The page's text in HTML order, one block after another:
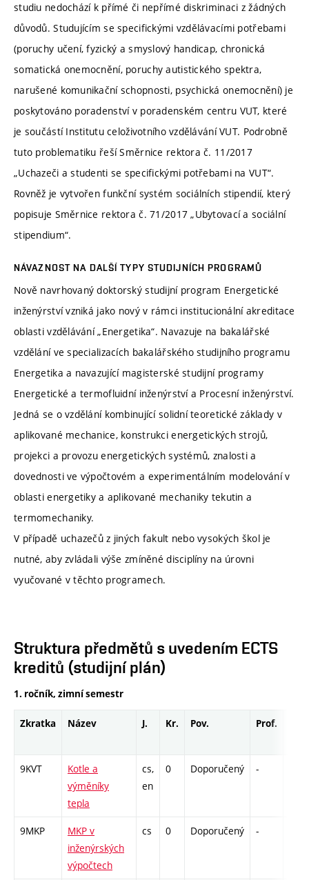
studiu nedochází k přímé či nepřímé diskriminaci z žádných
důvodů. Studujícím se specifickými vzdělávacími potřebami
(poruchy učení, fyzický a smyslový handicap, chronická
somatická onemocnění, poruchy autistického spektra,
narušené komunikační schopnosti, psychická onemocnění) je
poskytováno poradenství v poradenském centru VUT, které
je součástí Institutu celoživotního vzdělávání VUT. Podrobně
tuto problematiku řeší Směrnice rektora č. 11/2017
„Uchazeči a studenti se specifickými potřebami na VUT“.
Rovněž je vytvořen funkční systém sociálních stipendií, který
popisuje Směrnice rektora č. 71/2017 „Ubytovací a sociální
stipendium“.
NÁVAZNOST NA DALŠÍ TYPY STUDIJNÍCH PROGRAMŮ
Nově navrhovaný doktorský studijní program Energetické
inženýrství vzniká jako nový v rámci institucionální akreditace
oblasti vzdělávání „Energetika“. Navazuje na bakalářské
vzdělání ve specializacích bakalářského studijního programu
Energetika a navazující magisterské studijní programy
Energetické a termofluidní inženýrství a Procesní inženýrství.
Jedná se o vzdělání kombinující solidní teoretické základy v
aplikované mechanice, konstrukci energetických strojů,
projekci a provozu energetických systémů, znalosti a
dovednosti ve výpočtovém a experimentálním modelování v
oblasti energetiky a aplikované mechaniky tekutin a
termomechaniky.
V případě uchazečů z jiných fakult nebo vysokých škol je
nutné, aby zvládali výše zmíněné disciplíny na úrovni
vyučované v těchto programech.
Struktura předmětů s uvedením ECTS
kreditů (studijní plán)
1. ročník, zimní semestr
Zkratka Název J. Kr. Pov. Prof.
9KVT
Kotle a
výměníky
tepla
cs,
en
0 Doporučený -
9MKP
MKP v
inženýrských
výpočtech
cs 0 Doporučený -